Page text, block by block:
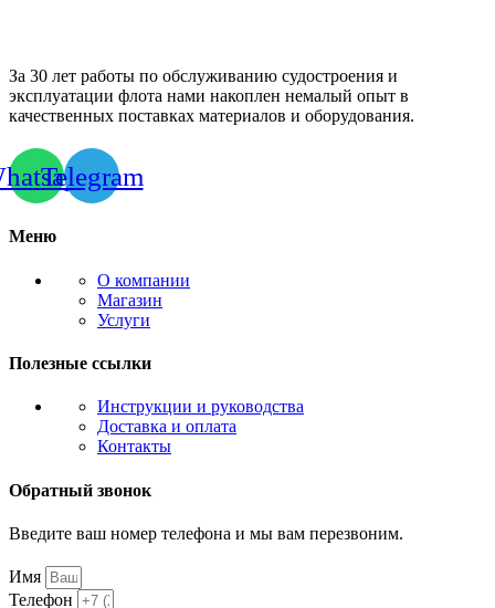
За 30 лет работы по обслуживанию судостроения и
эксплуатации флота нами накоплен немалый опыт в
качественных поставках материалов и оборудования.
Telegram
Меню
О компании
Магазин
Услуги
Полезные ссылки
Инструкции и руководства
Доставка и оплата
Контакты
Обратный звонок
Введите ваш номер телефона и мы вам перезвоним.
Имя
Телефон